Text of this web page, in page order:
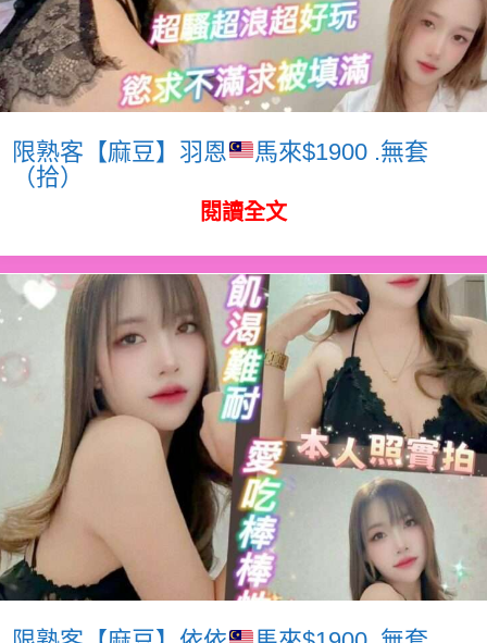
限熟客【麻豆】羽恩
馬來$1900 .無套
（拾）
閱讀全文